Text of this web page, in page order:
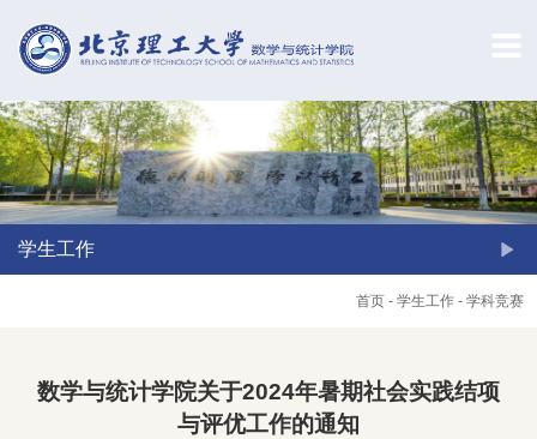
学生工作
首页 - 学生工作 - 学科竞赛
数学与统计学院关于2024年暑期社会实践结项
与评优工作的通知